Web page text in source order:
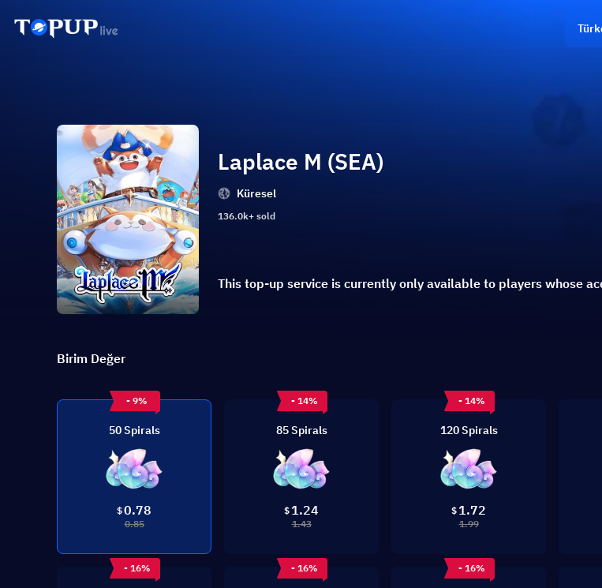
Laplace M (SEA)
Küresel
136.0k+ sold
This top-up service is currently only available to players whose
Birim Değer
- 9%
50 Spirals
$0.78
0.85
- 14%
85 Spirals
$ 1.24
1.43
- 14%
120 Spirals
$ 1.72
1.99
- 16% - 16% - 16%